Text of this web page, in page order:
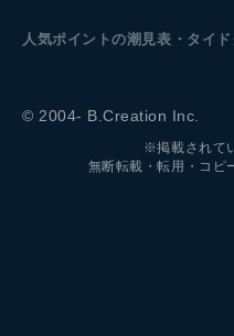
人気ポイントの潮見表・タイド
© 2004- B.Creation Inc.
※掲載されて
無断転載・転用・コピ